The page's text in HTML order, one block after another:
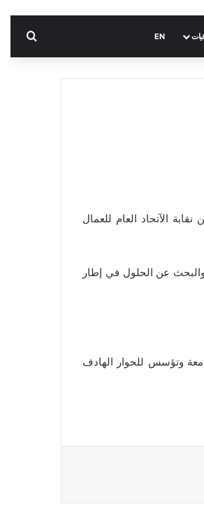
EN
الجامعة “أ.د فريد كورتل” صباح اليوم 09 مارس 2025 بمكتبه ممثلين عن نقابة الآتحاد العام للعمال
والبحث عن الحلول في إطار
وتؤسس للحوار الهادف